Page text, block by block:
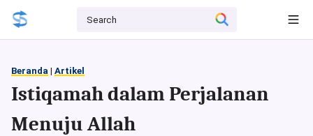
Beranda | Artikel
Istiqamah dalam Perjalanan
Menuju Allah